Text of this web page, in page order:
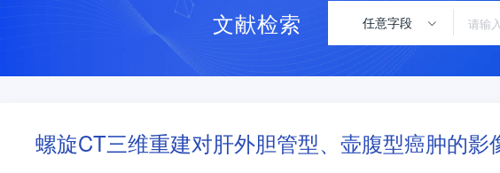
文献检索 任意字段
螺旋CT三维重建对肝外胆管型、壶腹型癌肿的影